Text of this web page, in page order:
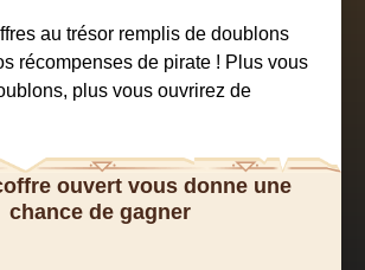
au trésor remplis de doublons
récompenses de pirate ! Plus vous
plus vous ouvrirez de
ouvert vous donne une
chance de gagner